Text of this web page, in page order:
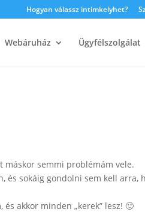
Hogyan válassz intimkelyhet?
Webáruház Ügyfélszolgálat
máskor semmi problémám vele.
és sokáig gondolni sem kell arra,
akkor minden „kerek” lesz! 🙂